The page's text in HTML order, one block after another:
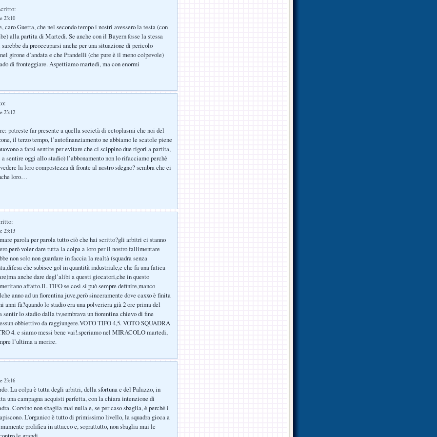
23:10
caro Guetta, che nel secondo tempo i nostri avessero la testa (con
alla partita di Martedì. Se anche con il Bayern fosse la stessa
da preoccuparsi anche per una situazione di pericolo
girone d’andata e che Prandelli (che pure è il meno colpevole)
di fronteggiare. Aspettiamo martedì, ma con enormi
23:12
potreste far presente a quella società di ectoplasmi che noi del
il terzo tempo, l’autofinanziamento ne abbiamo le scatole piene
a farsi sentire per evitare che ci scippino due rigori a partita,
sentire oggi allo stadio) l’abbonamento non lo rifacciamo perchè
la loro compostezza di fronte al nostro sdegno? sembra che ci
loro…
23:13
parola per parola tutto ciò che hai scritto?gli arbitri ci stanno
voler dare tutta la colpa a loro per il nostro fallimentare
non solo non guardare in faccia la realtà (squadra senza
che subisce gol in quantità industriale,e che fa una fatica
anche dare degl’alibi a questi giocatori,che in questo
affatto.IL TIFO se così si può sempre definire,manco
anno ad un fiorentina juve,però sinceramente dove caxxo è finita
anni fà?quando lo stadio era una polveriera già 2 ore prima del
sentir lo stadio dalla tv,sembrava un fiorentina chievo di fine
obbiettivo da raggiungere.VOTO TIFO 4,5. VOTO SQUADRA
4. e siamo messi bene vai!.speriamo nel MIRACOLO martedi,
l’ultima a morire.
23:16
La colpa è tutta degli arbitri, della sfortuna e del Palazzo, in
una campagna acquisti perfetta, con la chiara intenzione di
Corvino non sbaglia mai nulla e, se per caso sbaglia, è perché i
L’organico è tutto di primissimo livello, la squadra gioca a
prolifica in attacco e, soprattutto, non sbaglia mai le